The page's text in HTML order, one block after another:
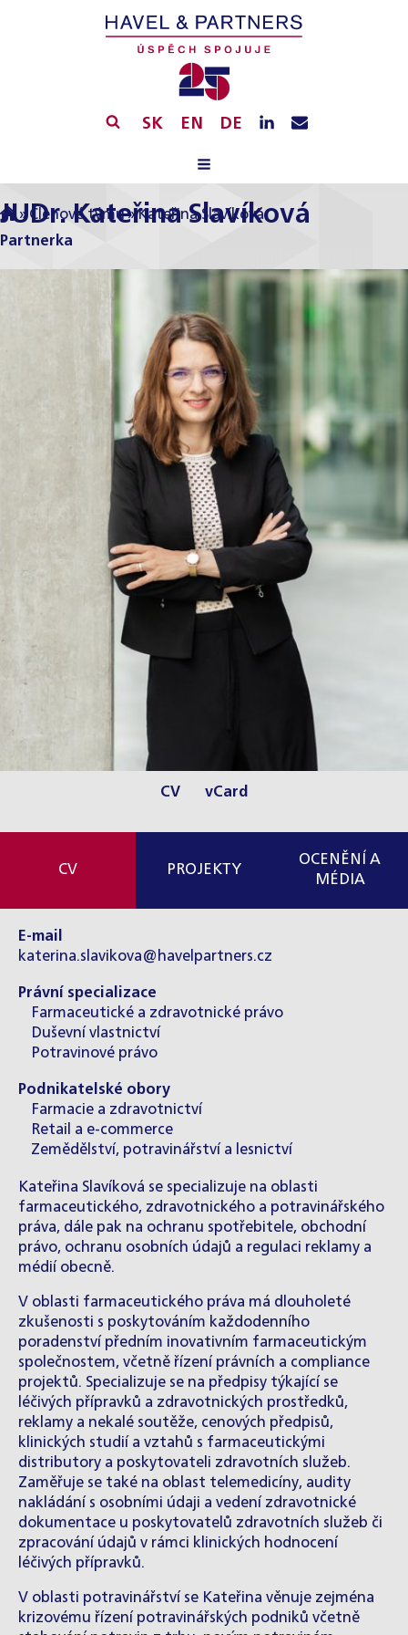
SK EN DE
» Členové týmu» Kateřina Slavíková
JUDr. Kateřina Slavíková
Partnerka
CV vCard
CV PROJEKTY
OCENĚNÍ A
MÉDIA
E-mail
katerina.slavikova@havelpartners.cz
Právní specializace
Farmaceutické a zdravotnické právo
Duševní vlastnictví
Potravinové právo
Podnikatelské obory
Farmacie a zdravotnictví
Retail a e-commerce
Zemědělství, potravinářství a lesnictví
Kateřina Slavíková se specializuje na oblasti
farmaceutického, zdravotnického a potravinářského
práva, dále pak na ochranu spotřebitele, obchodní
právo, ochranu osobních údajů a regulaci reklamy a
médií obecně.
V oblasti farmaceutického práva má dlouholeté
zkušenosti s poskytováním každodenního
poradenství předním inovativním farmaceutickým
společnostem, včetně řízení právních a compliance
projektů. Specializuje se na předpisy týkající se
léčivých přípravků a zdravotnických prostředků,
reklamy a nekalé soutěže, cenových předpisů,
klinických studií a vztahů s farmaceutickými
distributory a poskytovateli zdravotních služeb.
Zaměřuje se také na oblast telemedicíny, audity
nakládání s osobními údaji a vedení zdravotnické
dokumentace u poskytovatelů zdravotních služeb či
zpracování údajů v rámci klinických hodnocení
léčivých přípravků.
V oblasti potravinářství se Kateřina věnuje zejména
krizovému řízení potravinářských podniků včetně